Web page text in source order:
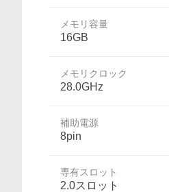
メモリ容量
16GB
メモリクロック
28.0GHz
補助電源
8pin
専有スロット
2.0スロット